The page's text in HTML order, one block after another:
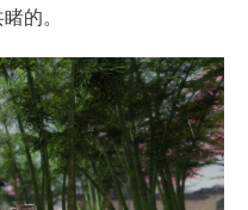
的。